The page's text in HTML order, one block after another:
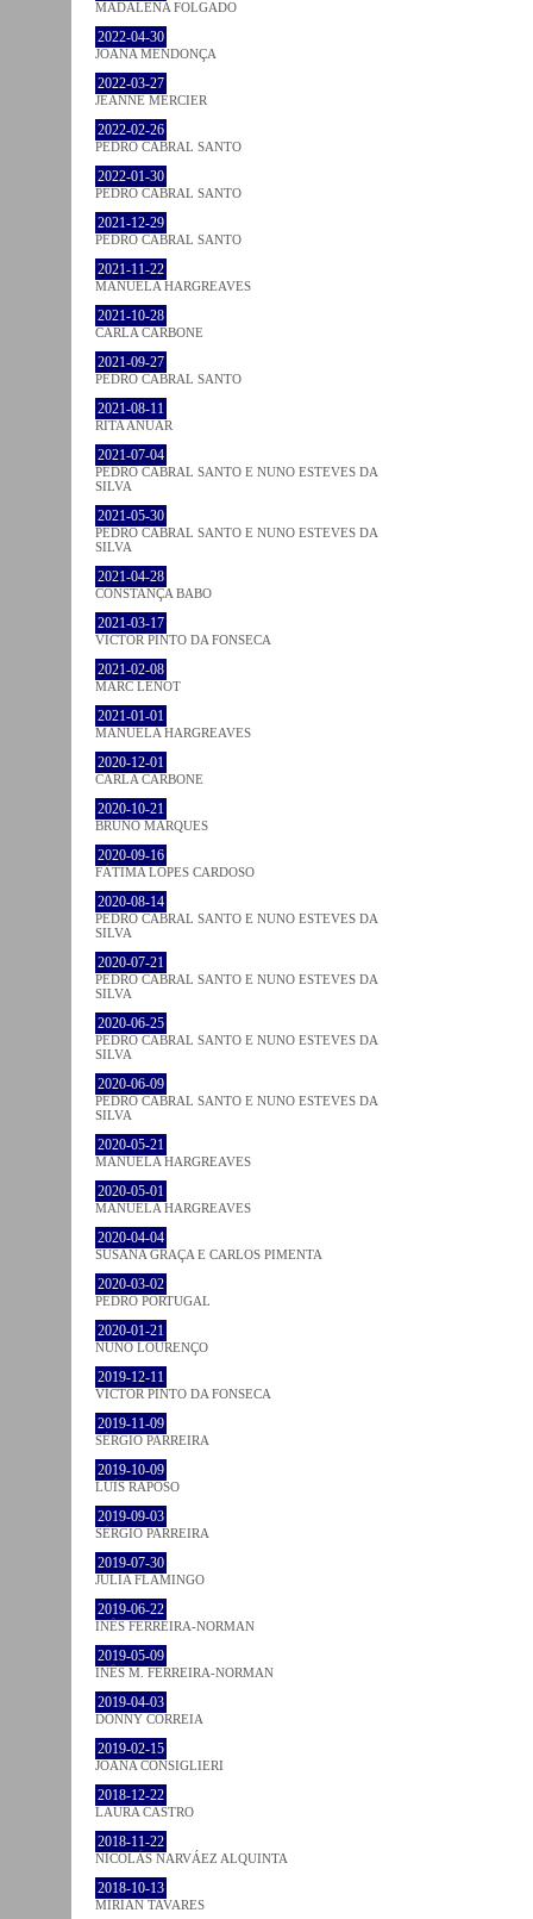
MADALENA FOLGADO
2022-04-30
JOANA MENDONÇA
2022-03-27
JEANNE MERCIER
2022-02-26
PEDRO CABRAL SANTO
2022-01-30
PEDRO CABRAL SANTO
2021-12-29
PEDRO CABRAL SANTO
2021-11-22
MANUELA HARGREAVES
2021-10-28
CARLA CARBONE
2021-09-27
PEDRO CABRAL SANTO
2021-08-11
RITA ANUAR
2021-07-04
PEDRO CABRAL SANTO E NUNO ESTEVES DA
SILVA
2021-05-30
PEDRO CABRAL SANTO E NUNO ESTEVES DA
SILVA
2021-04-28
CONSTANÇA BABO
2021-03-17
VICTOR PINTO DA FONSECA
2021-02-08
MARC LENOT
2021-01-01
MANUELA HARGREAVES
2020-12-01
CARLA CARBONE
2020-10-21
BRUNO MARQUES
2020-09-16
FÁTIMA LOPES CARDOSO
2020-08-14
PEDRO CABRAL SANTO E NUNO ESTEVES DA
SILVA
2020-07-21
PEDRO CABRAL SANTO E NUNO ESTEVES DA
SILVA
2020-06-25
PEDRO CABRAL SANTO E NUNO ESTEVES DA
SILVA
2020-06-09
PEDRO CABRAL SANTO E NUNO ESTEVES DA
SILVA
2020-05-21
MANUELA HARGREAVES
2020-05-01
MANUELA HARGREAVES
2020-04-04
SUSANA GRAÇA E CARLOS PIMENTA
2020-03-02
PEDRO PORTUGAL
2020-01-21
NUNO LOURENÇO
2019-12-11
VICTOR PINTO DA FONSECA
2019-11-09
SÉRGIO PARREIRA
2019-10-09
LUÍS RAPOSO
2019-09-03
SÉRGIO PARREIRA
2019-07-30
JULIA FLAMINGO
2019-06-22
INÊS FERREIRA-NORMAN
2019-05-09
INÊS M. FERREIRA-NORMAN
2019-04-03
DONNY CORREIA
2019-02-15
JOANA CONSIGLIERI
2018-12-22
LAURA CASTRO
2018-11-22
NICOLÁS NARVÁEZ ALQUINTA
2018-10-13
MIRIAN TAVARES